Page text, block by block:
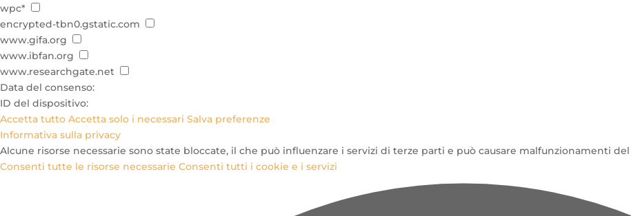
wpc*
encrypted-tbn0.gstatic.com
www.gifa.org
www.ibfan.org
www.researchgate.net
Data del consenso:
ID del dispositivo:
Accetta tutto Accetta solo i necessari Salva preferenze
Informativa sulla privacy
Alcune risorse necessarie sono state bloccate, il che può influenzare i servizi di terze parti e può causare malfunzionamenti
Consenti tutte le risorse necessarie Consenti tutti i cookie e i servizi